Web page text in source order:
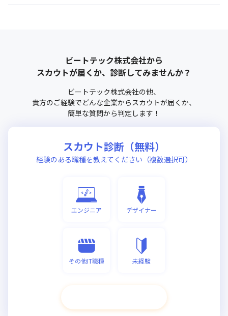
ビートテック株式会社から
スカウトが届くか、診断してみませんか？
ビートテック株式会社の他、
貴方のご経験でどんな企業からスカウトが届くか、
簡単な質問から判定します！
スカウト診断（無料）
経験のある職種を教えてください（複数選択可）
エンジニア デザイナー
その他IT職種 未経験